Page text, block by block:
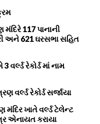
મંદિરે 117 પાનાની
અને 621 ઘરસભા સહિત
વર્લ્ડ રેકોર્ડ માં નામ
વર્લ્ડ રેકોર્ડ સર્જાયા
મંદિર ખાતે વર્લ્ડ ટેલેન્ટ
એનાયત કરાયા